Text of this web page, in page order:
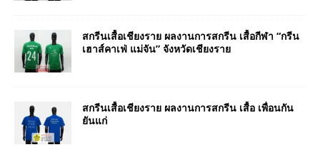
สกรีนเสื้อเชียงราย ผลงานการสกรีน เสื้อกีฬา “กรีน
เฮาส์คาเฟ่ แม่จัน” จังหวัดเชียงราย
สกรีนเสื้อเชียงราย ผลงานการสกรีน เสื้อ เพื่อนกัน
ยันแก่